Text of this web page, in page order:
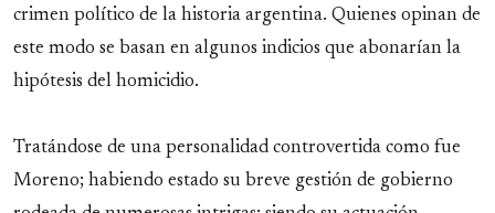
crimen político de la historia argentina. Quienes opinan de
este modo se basan en algunos indicios que abonarían la
hipótesis del homicidio.
Tratándose de una personalidad controvertida como fue
Moreno; habiendo estado su breve gestión de gobierno